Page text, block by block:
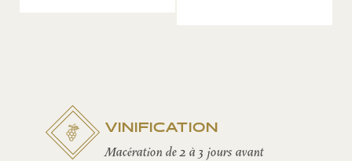
VINIFICATION
Macération de 2 à 3 jours avant